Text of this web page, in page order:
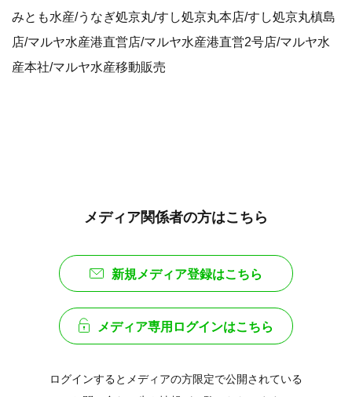
みとも水産/うなぎ処京丸/すし処京丸本店/すし処京丸槙島
店/マルヤ水産港直営店/マルヤ水産港直営2号店/マルヤ水
産本社/マルヤ水産移動販売
メディア関係者の方はこちら
新規メディア登録はこちら
メディア専用ログインはこちら
ログインするとメディアの方限定で公開されている